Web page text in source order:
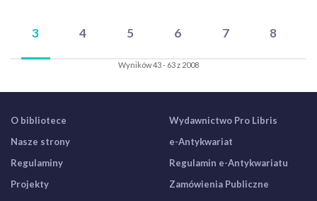
3 4 5 6 7 8
Wyników 43 - 63 z 2008
O bibliotece
Nasze strony
Regulaminy
Projekty
Wydawnictwo Pro Libris
e-Antykwariat
Regulamin e-Antykwariatu
Zamówienia Publiczne